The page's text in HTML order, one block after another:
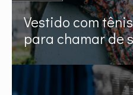
Vestido com
para chamar de